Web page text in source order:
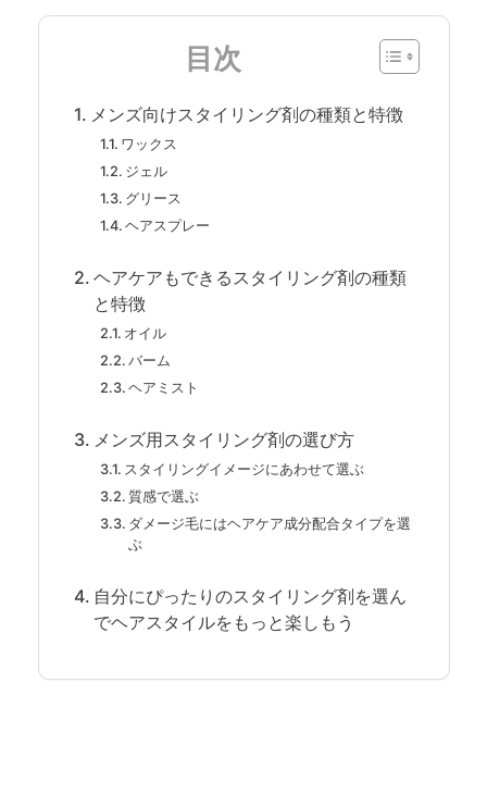
目次
メンズ向けスタイリング剤の種類と特徴
ワックス
ジェル
グリース
ヘアスプレー
ヘアケアもできるスタイリング剤の種類
と特徴
オイル
バーム
ヘアミスト
メンズ用スタイリング剤の選び方
スタイリングイメージにあわせて選ぶ
質感で選ぶ
ダメージ毛にはヘアケア成分配合タイプを選
ぶ
自分にぴったりのスタイリング剤を選ん
でヘアスタイルをもっと楽しもう